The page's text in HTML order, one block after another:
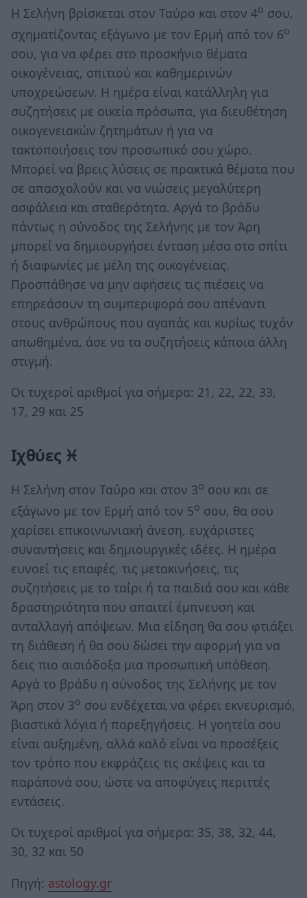
Η Σελήνη βρίσκεται στον Ταύρο και στον 4ο σου,
σχηματίζοντας εξάγωνο με τον Ερμή από τον 6ο
σου, για να φέρει στο προσκήνιο θέματα
οικογένειας, σπιτιού και καθημερινών
υποχρεώσεων. Η ημέρα είναι κατάλληλη για
συζητήσεις με οικεία πρόσωπα, για διευθέτηση
οικογενειακών ζητημάτων ή για να
τακτοποιήσεις τον προσωπικό σου χώρο.
Μπορεί να βρεις λύσεις σε πρακτικά θέματα που
σε απασχολούν και να νιώσεις μεγαλύτερη
ασφάλεια και σταθερότητα. Αργά το βράδυ
πάντως η σύνοδος της Σελήνης με τον Άρη
μπορεί να δημιουργήσει ένταση μέσα στο σπίτι
ή διαφωνίες με μέλη της οικογένειας.
Προσπάθησε να μην αφήσεις τις πιέσεις να
επηρεάσουν τη συμπεριφορά σου απέναντι
στους ανθρώπους που αγαπάς και κυρίως τυχόν
απωθημένα, άσε να τα συζητήσεις κάποια άλλη
στιγμή.
Οι τυχεροί αριθμοί για σήμερα: 21, 22, 22, 33,
17, 29 και 25
Ιχθύες ♓
Η Σελήνη στον Ταύρο και στον 3ο σου και σε
εξάγωνο με τον Ερμή από τον 5ο σου, θα σου
χαρίσει επικοινωνιακή άνεση, ευχάριστες
συναντήσεις και δημιουργικές ιδέες. Η ημέρα
ευνοεί τις επαφές, τις μετακινήσεις, τις
συζητήσεις με το ταίρι ή τα παιδιά σου και κάθε
δραστηριότητα που απαιτεί έμπνευση και
ανταλλαγή απόψεων. Μια είδηση θα σου φτιάξει
τη διάθεση ή θα σου δώσει την αφορμή για να
δεις πιο αισιόδοξα μια προσωπική υπόθεση.
Αργά το βράδυ η σύνοδος της Σελήνης με τον
Άρη στον 3ο σου ενδέχεται να φέρει εκνευρισμό,
βιαστικά λόγια ή παρεξηγήσεις. Η γοητεία σου
είναι αυξημένη, αλλά καλό είναι να προσέξεις
τον τρόπο που εκφράζεις τις σκέψεις και τα
παράπονά σου, ώστε να αποφύγεις περιττές
εντάσεις.
Οι τυχεροί αριθμοί για σήμερα: 35, 38, 32, 44,
30, 32 και 50
Πηγή: astology.gr